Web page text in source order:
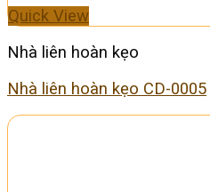
Quick View
Nhà liên hoàn kẹo
Nhà liên hoàn kẹo CD-0005